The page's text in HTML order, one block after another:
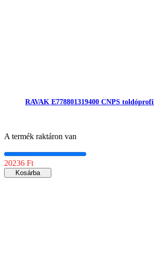
RAVAK E778801319400 CNPS
A termék raktáron van
20236 Ft
Kosárba